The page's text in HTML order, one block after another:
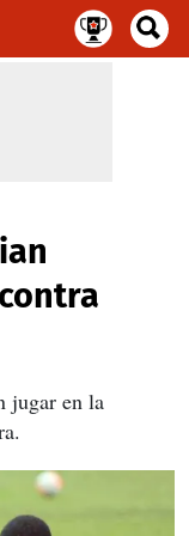
jugar en la